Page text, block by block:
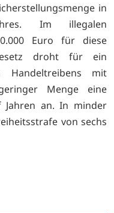
in
Im illegalen
Euro für diese
droht für ein
Handeltreibens mit
Menge eine
an. In minder
von sechs